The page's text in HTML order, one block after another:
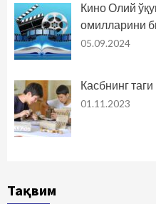
Кино Олий
омилларини
05.09.2024
Касбнинг
01.11.2023
Тақвим